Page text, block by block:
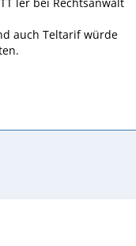
auch Teltarif würde